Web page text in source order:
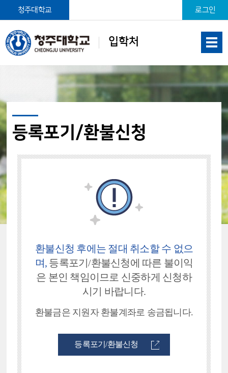
입학처
청주대학교 로그인
등록포기/환불신청
환불신청 후에는 절대 취소할 수 없으
며, 등록포기/환불신청에 따른 불이익
은 본인 책임이므로 신중하게 신청하
시기 바랍니다.
환불금은 지원자 환불계좌로 송금됩니다.
등록포기/환불신청